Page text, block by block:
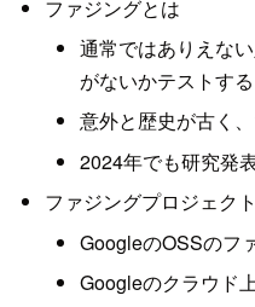
ファジングとは
通常ではありえな
がないかテストす
意外と歴史が古く
2024年でも研究発
ファジングプロジェク
GoogleのOSSのフ
Googleのクラウド